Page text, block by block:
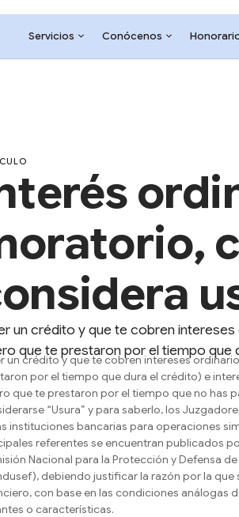
Servicios Conócenos
un crédito y que te cobren
que te prestaron por el tiempo que
un crédito y que te cobren intereses
por el tiempo que dura el crédito) e
que te prestaron por el tiempo que no has
“Usura” y para saberlo, los
instituciones bancarias para operaciones
referentes se encuentran publicados
Nacional para la Protección y Defensa
debiendo justificar la razón por la
con base en las condiciones análogas
o características.